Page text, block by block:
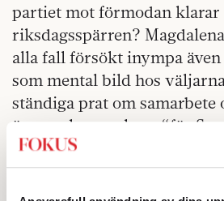
partiet mot förmodan klarar
riksdagsspärren?
alla fall försökt inympa
som mental bild hos
ständiga prat om samarbete
överenskommelser, “för
Däremot pratas det